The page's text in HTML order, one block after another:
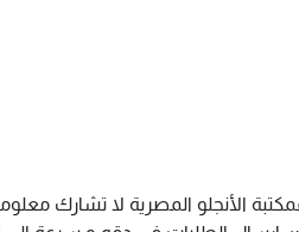
الأنجلو المصرية لا تشارك